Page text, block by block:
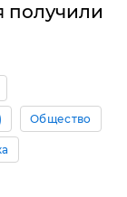
получили
Общество